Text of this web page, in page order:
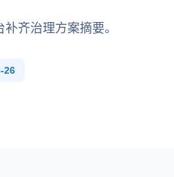
齐治理方案摘要。
26